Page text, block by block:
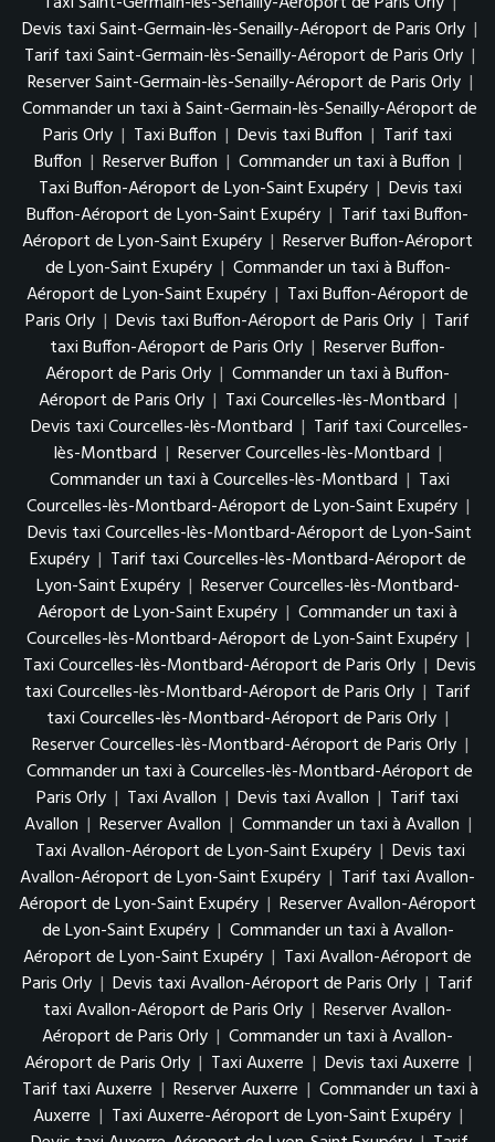
Devis taxi Saint-Germain-lès-Senailly-Aéroport de Paris Orly |
Tarif taxi Saint-Germain-lès-Senailly-Aéroport de Paris Orly |
Reserver Saint-Germain-lès-Senailly-Aéroport de Paris Orly |
Commander un taxi à Saint-Germain-lès-Senailly-Aéroport de
Paris Orly | Taxi Buffon | Devis taxi Buffon | Tarif taxi
Buffon | Reserver Buffon | Commander un taxi à Buffon |
Taxi Buffon-Aéroport de Lyon-Saint Exupéry | Devis taxi
Buffon-Aéroport de Lyon-Saint Exupéry | Tarif taxi Buffon-
Aéroport de Lyon-Saint Exupéry | Reserver Buffon-Aéroport
de Lyon-Saint Exupéry | Commander un taxi à Buffon-
Aéroport de Lyon-Saint Exupéry | Taxi Buffon-Aéroport de
Paris Orly | Devis taxi Buffon-Aéroport de Paris Orly | Tarif
taxi Buffon-Aéroport de Paris Orly | Reserver Buffon-
Aéroport de Paris Orly | Commander un taxi à Buffon-
Aéroport de Paris Orly | Taxi Courcelles-lès-Montbard |
Devis taxi Courcelles-lès-Montbard | Tarif taxi Courcelles-
lès-Montbard | Reserver Courcelles-lès-Montbard |
Commander un taxi à Courcelles-lès-Montbard | Taxi
Courcelles-lès-Montbard-Aéroport de Lyon-Saint Exupéry |
Devis taxi Courcelles-lès-Montbard-Aéroport de Lyon-Saint
Exupéry | Tarif taxi Courcelles-lès-Montbard-Aéroport de
Lyon-Saint Exupéry | Reserver Courcelles-lès-Montbard-
Aéroport de Lyon-Saint Exupéry | Commander un taxi à
Courcelles-lès-Montbard-Aéroport de Lyon-Saint Exupéry |
Taxi Courcelles-lès-Montbard-Aéroport de Paris Orly | Devis
taxi Courcelles-lès-Montbard-Aéroport de Paris Orly | Tarif
taxi Courcelles-lès-Montbard-Aéroport de Paris Orly |
Reserver Courcelles-lès-Montbard-Aéroport de Paris Orly |
Commander un taxi à Courcelles-lès-Montbard-Aéroport de
Paris Orly | Taxi Avallon | Devis taxi Avallon | Tarif taxi
Avallon | Reserver Avallon | Commander un taxi à Avallon |
Taxi Avallon-Aéroport de Lyon-Saint Exupéry | Devis taxi
Avallon-Aéroport de Lyon-Saint Exupéry | Tarif taxi Avallon-
Aéroport de Lyon-Saint Exupéry | Reserver Avallon-Aéroport
de Lyon-Saint Exupéry | Commander un taxi à Avallon-
Aéroport de Lyon-Saint Exupéry | Taxi Avallon-Aéroport de
Paris Orly | Devis taxi Avallon-Aéroport de Paris Orly | Tarif
taxi Avallon-Aéroport de Paris Orly | Reserver Avallon-
Aéroport de Paris Orly | Commander un taxi à Avallon-
Aéroport de Paris Orly | Taxi Auxerre | Devis taxi Auxerre |
Tarif taxi Auxerre | Reserver Auxerre | Commander un taxi à
Auxerre | Taxi Auxerre-Aéroport de Lyon-Saint Exupéry |